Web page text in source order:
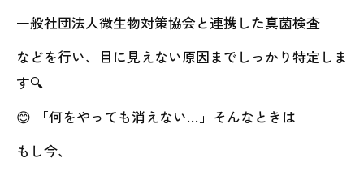
一般社団法人微生物対策協会と連携した真菌検査
などを行い、目に見えない原因までしっかり特定しま
す🔍
😊 「何をやっても消えない…」そんなときは
もし今、